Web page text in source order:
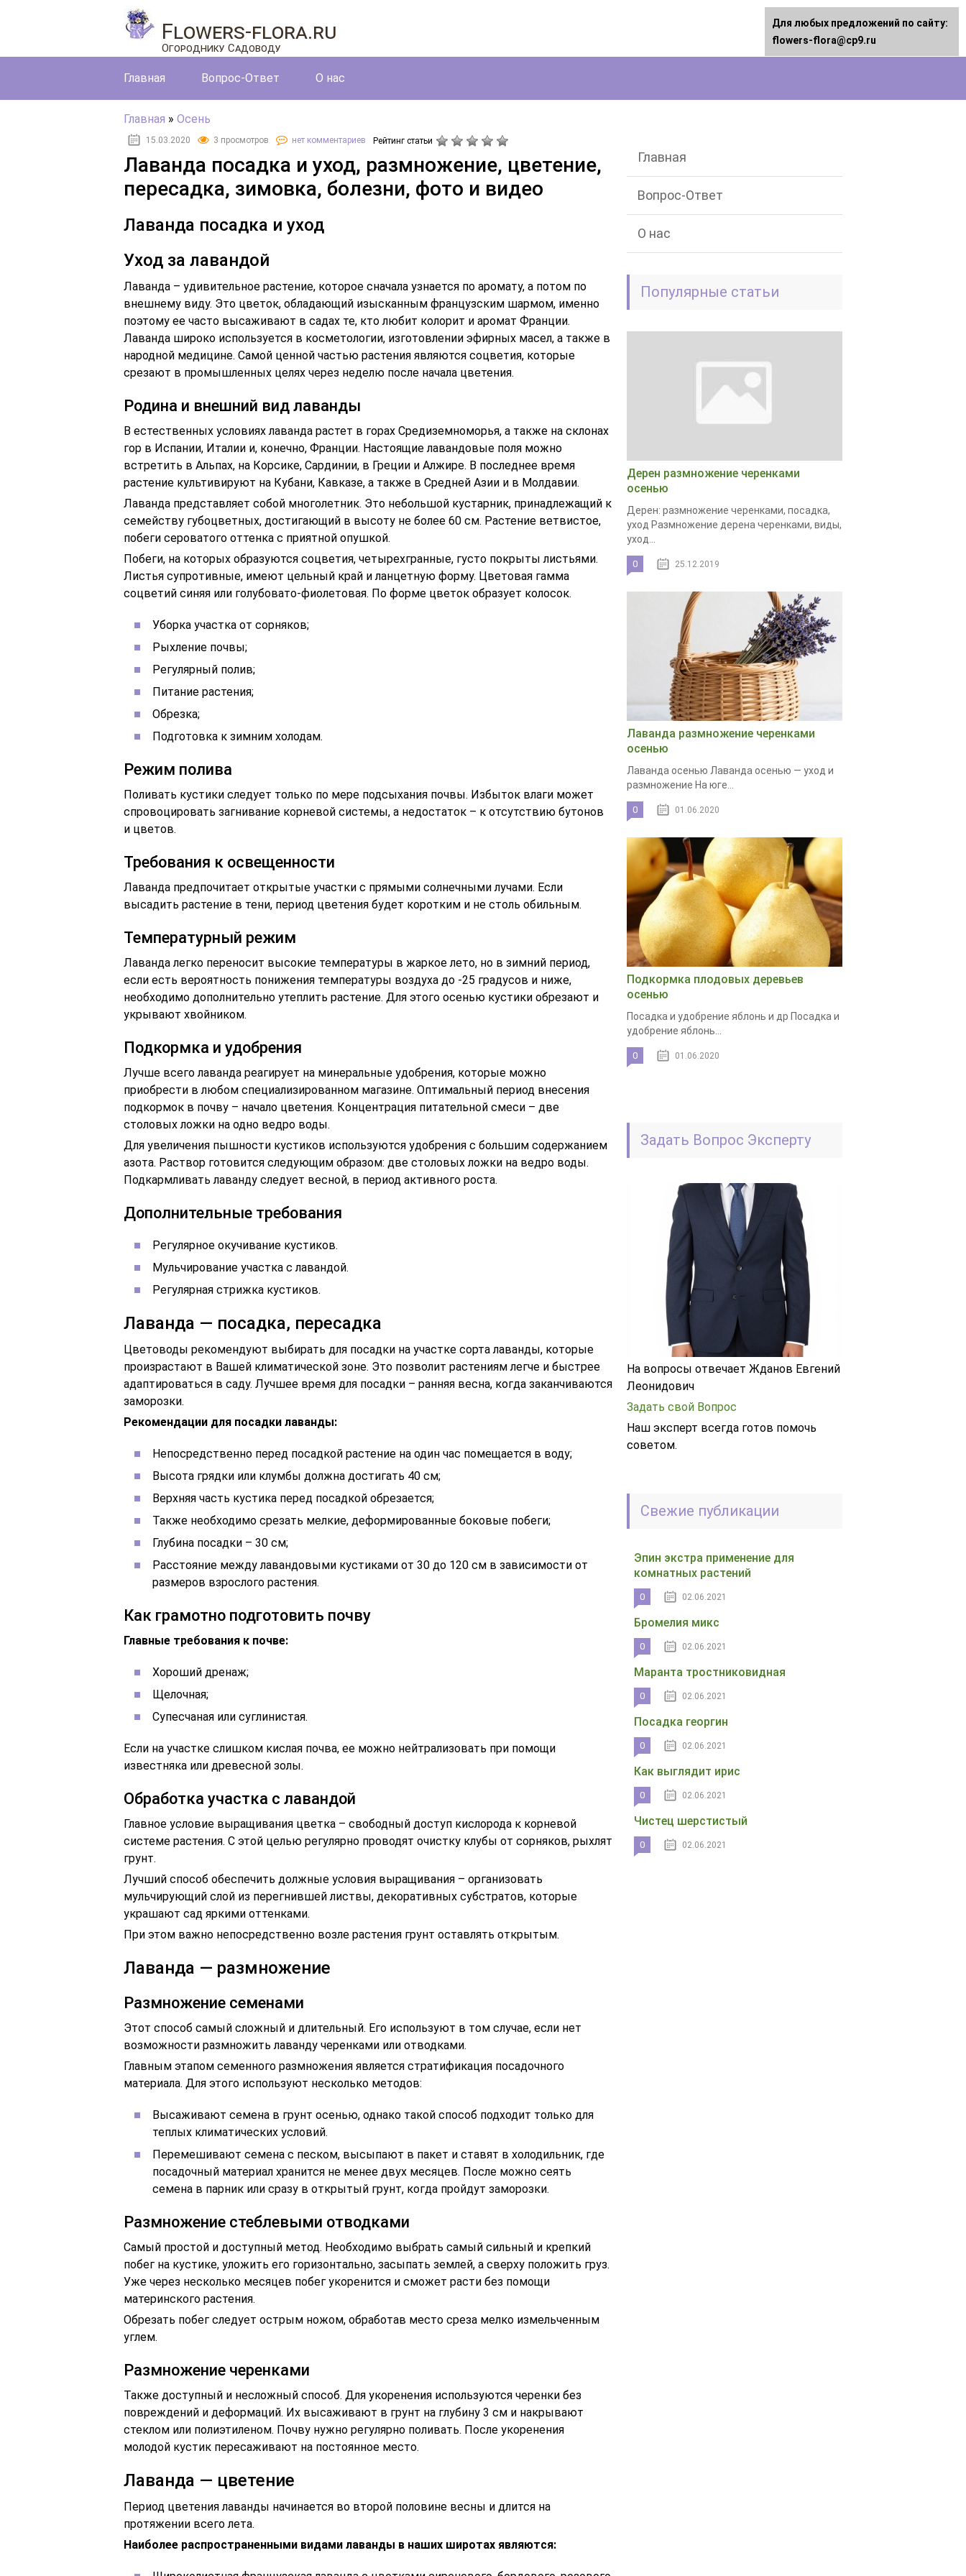
Flowers-flora.ru
Огороднику Садоводу
Главная Вопрос-Ответ О нас
Главная » Осень
15.03.2020 3 просмотров нет комментариев Рейтинг статьи
Лаванда посадка и уход, размножение, цветение,
пересадка, зимовка, болезни, фото и видео
Лаванда посадка и уход
Уход за лавандой
Лаванда – удивительное растение, которое сначала узнается по аромату, а потом по
внешнему виду. Это цветок, обладающий изысканным французским шармом, именно
поэтому ее часто высаживают в садах те, кто любит колорит и аромат Франции.
Лаванда широко используется в косметологии, изготовлении эфирных масел, а также в
народной медицине. Самой ценной частью растения являются соцветия, которые
срезают в промышленных целях через неделю после начала цветения.
Родина и внешний вид лаванды
В естественных условиях лаванда растет в горах Средиземноморья, а также на склонах
гор в Испании, Италии и, конечно, Франции. Настоящие лавандовые поля можно
встретить в Альпах, на Корсике, Сардинии, в Греции и Алжире. В последнее время
растение культивируют на Кубани, Кавказе, а также в Средней Азии и в Молдавии.
Лаванда представляет собой многолетник. Это небольшой кустарник, принадлежащий к
семейству губоцветных, достигающий в высоту не более 60 см. Растение ветвистое,
побеги сероватого оттенка с приятной опушкой.
Побеги, на которых образуются соцветия, четырехгранные, густо покрыты листьями.
Листья супротивные, имеют цельный край и ланцетную форму. Цветовая гамма
соцветий синяя или голубовато-фиолетовая. По форме цветок образует колосок.
Уборка участка от сорняков;
Рыхление почвы;
Регулярный полив;
Питание растения;
Обрезка;
Подготовка к зимним холодам.
Режим полива
Поливать кустики следует только по мере подсыхания почвы. Избыток влаги может
спровоцировать загнивание корневой системы, а недостаток – к отсутствию бутонов
и цветов.
Требования к освещенности
Лаванда предпочитает открытые участки с прямыми солнечными лучами. Если
высадить растение в тени, период цветения будет коротким и не столь обильным.
Температурный режим
Лаванда легко переносит высокие температуры в жаркое лето, но в зимний период,
если есть вероятность понижения температуры воздуха до -25 градусов и ниже,
необходимо дополнительно утеплить растение. Для этого осенью кустики обрезают и
укрывают хвойником.
Подкормка и удобрения
Лучше всего лаванда реагирует на минеральные удобрения, которые можно
приобрести в любом специализированном магазине. Оптимальный период внесения
подкормок в почву – начало цветения. Концентрация питательной смеси – две
столовых ложки на одно ведро воды.
Для увеличения пышности кустиков используются удобрения с большим содержанием
азота. Раствор готовится следующим образом: две столовых ложки на ведро воды.
Подкармливать лаванду следует весной, в период активного роста.
Дополнительные требования
Регулярное окучивание кустиков.
Мульчирование участка с лавандой.
Регулярная стрижка кустиков.
Лаванда — посадка, пересадка
Цветоводы рекомендуют выбирать для посадки на участке сорта лаванды, которые
произрастают в Вашей климатической зоне. Это позволит растениям легче и быстрее
адаптироваться в саду. Лучшее время для посадки – ранняя весна, когда заканчиваются
заморозки.
Рекомендации для посадки лаванды:
Непосредственно перед посадкой растение на один час помещается в воду;
Высота грядки или клумбы должна достигать 40 см;
Верхняя часть кустика перед посадкой обрезается;
Также необходимо срезать мелкие, деформированные боковые побеги;
Глубина посадки – 30 см;
Расстояние между лавандовыми кустиками от 30 до 120 см в зависимости от
размеров взрослого растения.
Как грамотно подготовить почву
Главные требования к почве:
Хороший дренаж;
Щелочная;
Супесчаная или суглинистая.
Если на участке слишком кислая почва, ее можно нейтрализовать при помощи
известняка или древесной золы.
Обработка участка с лавандой
Главное условие выращивания цветка – свободный доступ кислорода к корневой
системе растения. С этой целью регулярно проводят очистку клубы от сорняков, рыхлят
грунт.
Лучший способ обеспечить должные условия выращивания – организовать
мульчирующий слой из перегнившей листвы, декоративных субстратов, которые
украшают сад яркими оттенками.
При этом важно непосредственно возле растения грунт оставлять открытым.
Лаванда — размножение
Размножение семенами
Этот способ самый сложный и длительный. Его используют в том случае, если нет
возможности размножить лаванду черенками или отводками.
Главным этапом семенного размножения является стратификация посадочного
материала. Для этого используют несколько методов:
Высаживают семена в грунт осенью, однако такой способ подходит только для
теплых климатических условий.
Перемешивают семена с песком, высыпают в пакет и ставят в холодильник, где
посадочный материал хранится не менее двух месяцев. После можно сеять
семена в парник или сразу в открытый грунт, когда пройдут заморозки.
Размножение стеблевыми отводками
Самый простой и доступный метод. Необходимо выбрать самый сильный и крепкий
побег на кустике, уложить его горизонтально, засыпать землей, а сверху положить груз.
Уже через несколько месяцев побег укоренится и сможет расти без помощи
материнского растения.
Обрезать побег следует острым ножом, обработав место среза мелко измельченным
углем.
Размножение черенками
Также доступный и несложный способ. Для укоренения используются черенки без
повреждений и деформаций. Их высаживают в грунт на глубину 3 см и накрывают
стеклом или полиэтиленом. Почву нужно регулярно поливать. После укоренения
молодой кустик пересаживают на постоянное место.
Лаванда — цветение
Период цветения лаванды начинается во второй половине весны и длится на
протяжении всего лета.
Наиболее распространенными видами лаванды в наших широтах являются:
Главная
Вопрос-Ответ
О нас
Популярные статьи
Дерен размножение черенками
осенью
Дерен: размножение черенками, посадка,
уход Размножение дерена черенками, виды,
уход...
0 25.12.2019
Лаванда размножение черенками
осенью
Лаванда осенью Лаванда осенью — уход и
размножение На юге...
0 01.06.2020
Подкормка плодовых деревьев
осенью
Посадка и удобрение яблонь и др Посадка и
удобрение яблонь...
0 01.06.2020
Задать Вопрос Эксперту
На вопросы отвечает Жданов Евгений
Леонидович
Задать свой Вопрос
Наш эксперт всегда готов помочь
советом.
Свежие публикации
Эпин экстра применение для
комнатных растений
0 02.06.2021
Бромелия микс
0 02.06.2021
Маранта тростниковидная
0 02.06.2021
Посадка георгин
0 02.06.2021
Как выглядит ирис
0 02.06.2021
Чистец шерстистый
0 02.06.2021
Для любых предложений по сайту:
flowers-flora@cp9.ru